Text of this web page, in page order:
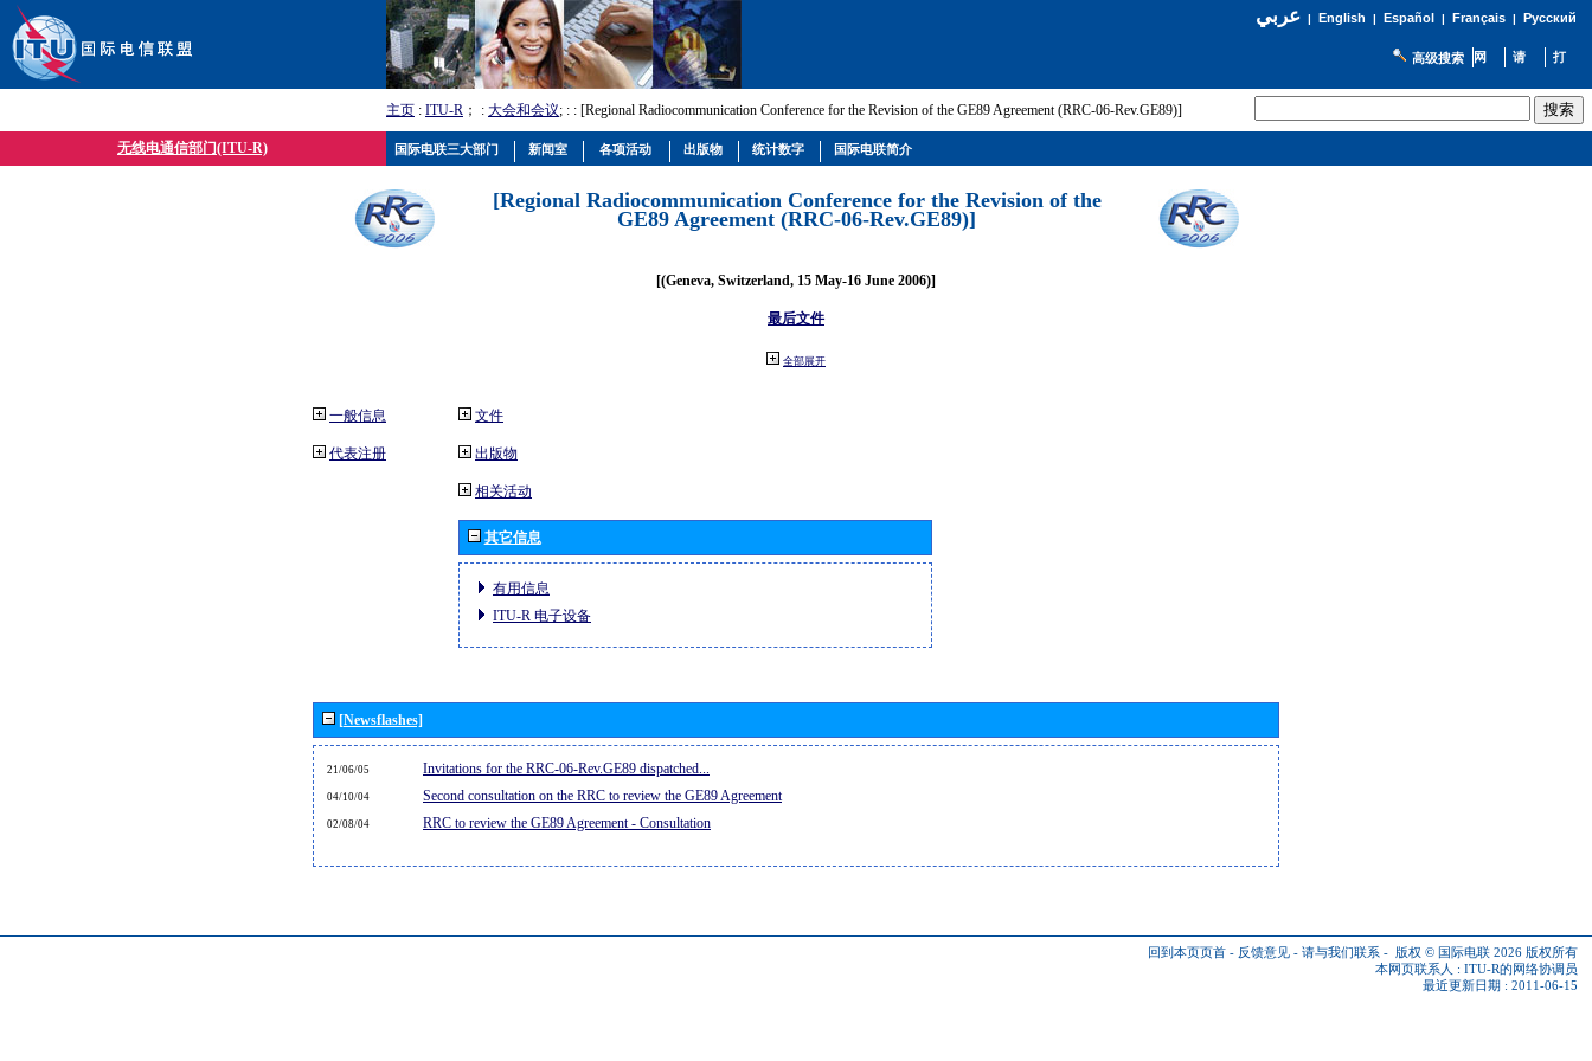
عربي| English | Español | Français| Русский
高级搜索
主页 : ITU-R ； : 大会和会议; : : [Regional Radiocommunication Conference for the Revision of the GE89 Agreement (RRC-06-Rev.GE89)]
无线电通信部门(ITU-R)
[Regional Radiocommunication Conference for the Revision of the
GE89 Agreement (RRC-06-Rev.GE89)]
[(Geneva, Switzerland, 15 May-16 June 2006)]
最后文件
全部展开
一般信息
代表注册
文件
出版物
相关活动
其它信息
有用信息
ITU-R 电子设备
[Newsflashes]
21/06/05 Invitations for the RRC-06-Rev.GE89 dispatched...
04/10/04 Second consultation on the RRC to review the GE89 Agreement
02/08/04 RRC to review the GE89 Agreement - Consultation
回到本页页首 - 反馈意见 - 请与我们联系 - 版权 © 国际电联 2026 版权所有
本网页联系人 : ITU-R的网络协调员
最近更新日期 : 2011-06-15
国际电联三大部门 新闻室 各项活动 出版物 统计数字 国际电联简介